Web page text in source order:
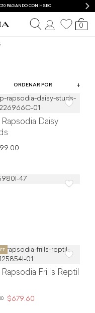
PAGANDO CON HSBC
0
ORDENAR POR
Rapsodia Daisy
Rapsodia Frills Reptil
$679.60